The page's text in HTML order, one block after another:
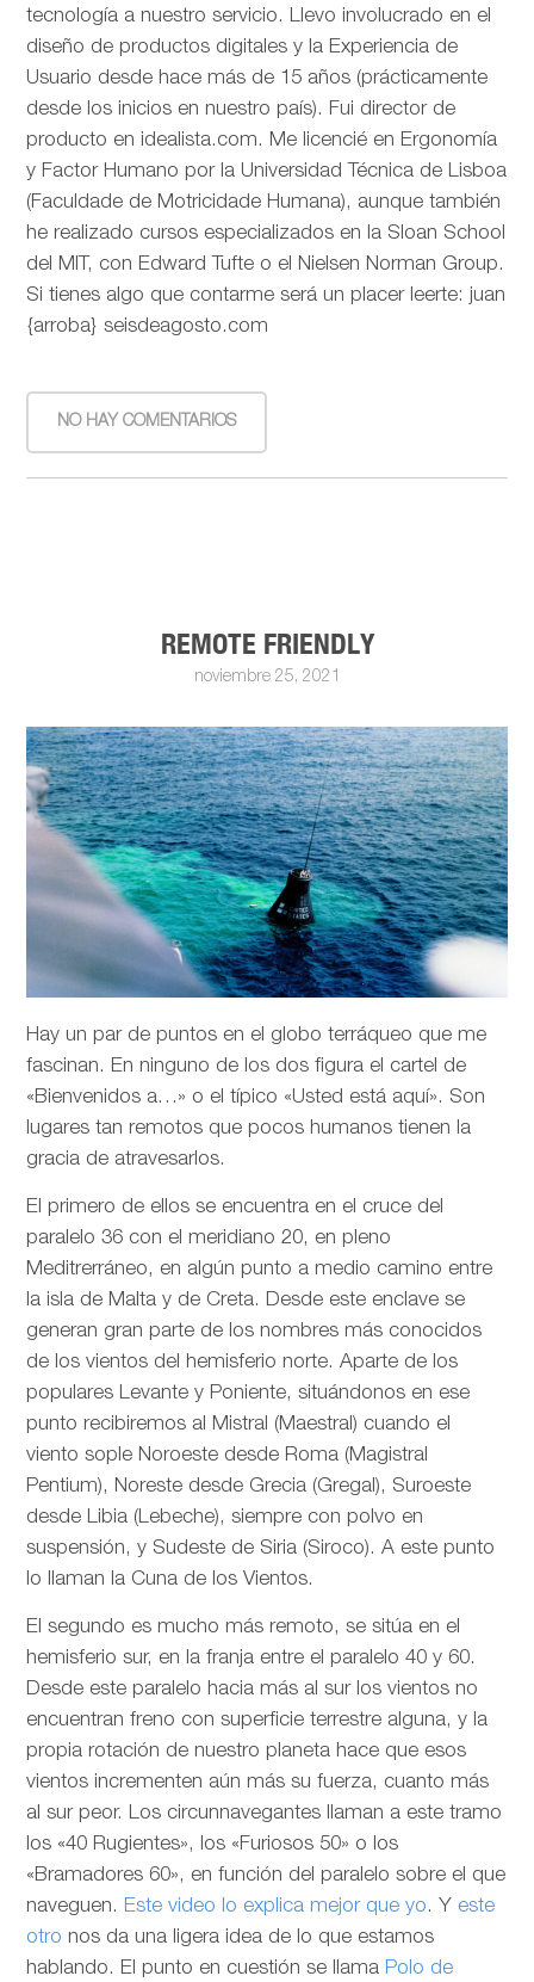
tecnología a nuestro servicio. Llevo involucrado en el
diseño de productos digitales y la Experiencia de
Usuario desde hace más de 15 años (prácticamente
desde los inicios en nuestro país). Fui director de
producto en idealista.com. Me licencié en Ergonomía
y Factor Humano por la Universidad Técnica de Lisboa
(Faculdade de Motricidade Humana), aunque también
he realizado cursos especializados en la Sloan School
del MIT, con Edward Tufte o el Nielsen Norman Group.
Si tienes algo que contarme será un placer leerte: juan
{arroba} seisdeagosto.com
NO HAY COMENTARIOS
REMOTE FRIENDLY
noviembre 25, 2021
Hay un par de puntos en el globo terráqueo que me
fascinan. En ninguno de los dos figura el cartel de
«Bienvenidos a…» o el típico «Usted está aquí». Son
lugares tan remotos que pocos humanos tienen la
gracia de atravesarlos.
El primero de ellos se encuentra en el cruce del
paralelo 36 con el meridiano 20, en pleno
Meditrerráneo, en algún punto a medio camino entre
la isla de Malta y de Creta. Desde este enclave se
generan gran parte de los nombres más conocidos
de los vientos del hemisferio norte. Aparte de los
populares Levante y Poniente, situándonos en ese
punto recibiremos al Mistral (Maestral) cuando el
viento sople Noroeste desde Roma (Magistral
Pentium), Noreste desde Grecia (Gregal), Suroeste
desde Libia (Lebeche), siempre con polvo en
suspensión, y Sudeste de Siria (Siroco). A este punto
lo llaman la Cuna de los Vientos.
El segundo es mucho más remoto, se sitúa en el
hemisferio sur, en la franja entre el paralelo 40 y 60.
Desde este paralelo hacia más al sur los vientos no
encuentran freno con superficie terrestre alguna, y la
propia rotación de nuestro planeta hace que esos
vientos incrementen aún más su fuerza, cuanto más
al sur peor. Los circunnavegantes llaman a este tramo
los «40 Rugientes», los «Furiosos 50» o los
«Bramadores 60», en función del paralelo sobre el que
naveguen. Este video lo explica mejor que yo. Y este
otro nos da una ligera idea de lo que estamos
hablando. El punto en cuestión se llama Polo de